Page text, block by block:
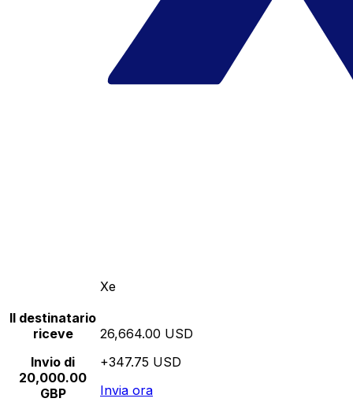
Xe
Il destinatario
riceve
Invio di
20,000.00
GBP
26,664.00 USD
+347.75 USD
Invia ora